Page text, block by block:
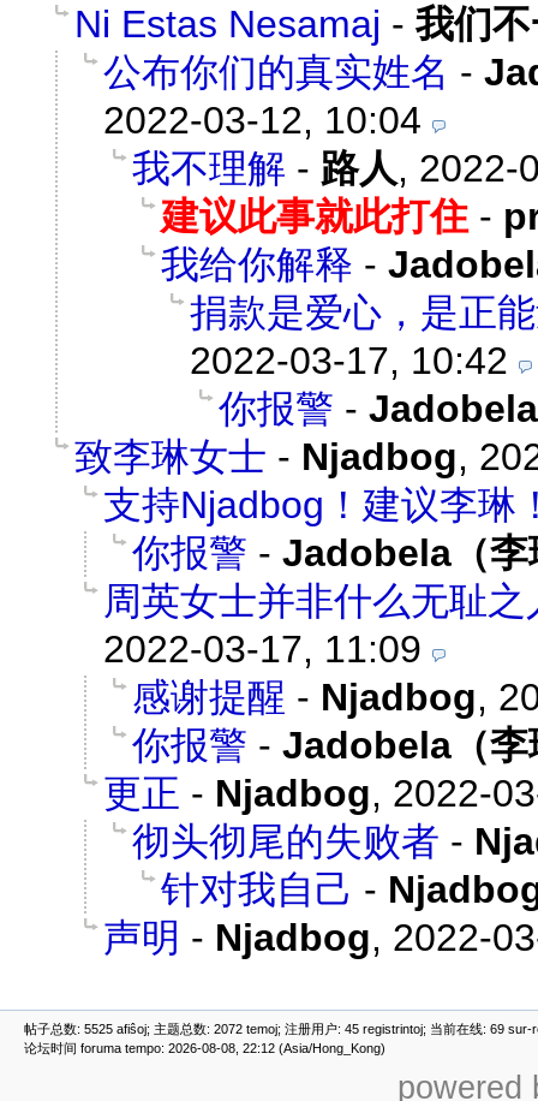
Ni Estas Nesamaj - 我们
公布你们的真实姓名 -
2022-03-12, 10:04
我不理解 - 路人, 2022-
建议此事就此打住-
我给你解释 -
捐款是爱心，是正
2022-03-17, 10:42
你报警 -
致李琳女士 - Njadbog,
支持Njadbog！建议李琳
你报警 - Jadobela（李
周英女士并非什么无耻
2022-03-17, 11:09
感谢提醒 - Njadbog,
你报警 - Jadobela（李
更正 - Njadbog, 2022-
彻头彻尾的失败者 -
针对我自己 -
声明 - Njadbog, 2022-
帖子总数: 5525 afiŝoj; 主题总数: 2072 temoj; 注册用户: 45 registrintoj; 当前在线: 69
论坛时间 foruma tempo: 2026-08-08, 22:12 (Asia/Hong_Kong)
powered